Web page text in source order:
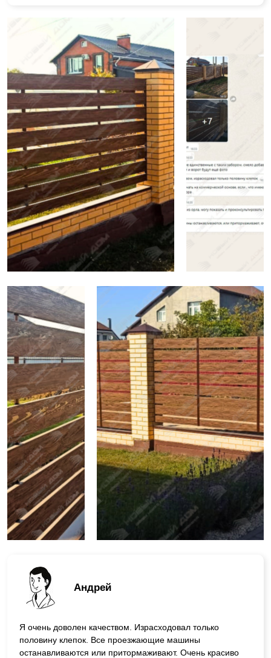
Андрей
Я очень доволен качеством. Израсходовал только
половину клепок. Все проезжающие машины
останавливаются или притормаживают. Очень красиво